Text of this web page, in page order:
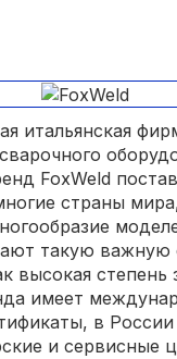
итальянская
FoxWeld
страны
такую важную
высокая степень
имеет
в
и сервисные